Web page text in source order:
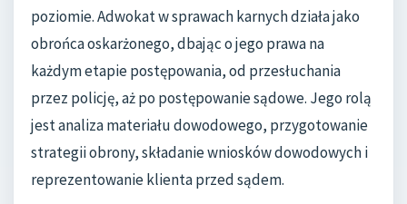
poziomie. Adwokat w sprawach karnych działa jako
obrońca oskarżonego, dbając o jego prawa na
każdym etapie postępowania, od przesłuchania
przez policję, aż po postępowanie sądowe. Jego rolą
jest analiza materiału dowodowego, przygotowanie
strategii obrony, składanie wniosków dowodowych i
reprezentowanie klienta przed sądem.